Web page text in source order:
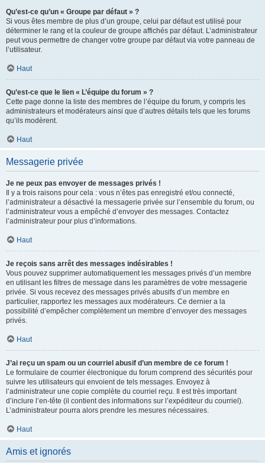
Qu’est-ce qu’un « Groupe par défaut » ?
Si vous êtes membre de plus d’un groupe, celui par défaut est utilisé pour
déterminer le rang et la couleur de groupe affichés par défaut. L’administrateur
peut vous permettre de changer votre groupe par défaut via votre panneau de
l’utilisateur.
Haut
Qu’est-ce que le lien « L’équipe du forum » ?
Cette page donne la liste des membres de l’équipe du forum, y compris les
administrateurs et modérateurs ainsi que d’autres détails tels que les forums
qu’ils modèrent.
Haut
Messagerie privée
Je ne peux pas envoyer de messages privés !
Il y a trois raisons pour cela : vous n’êtes pas enregistré et/ou connecté,
l’administrateur a désactivé la messagerie privée sur l’ensemble du forum, ou
l’administrateur vous a empêché d’envoyer des messages. Contactez
l’administrateur pour plus d’informations.
Haut
Je reçois sans arrêt des messages indésirables !
Vous pouvez supprimer automatiquement les messages privés d’un membre
en utilisant les filtres de message dans les paramètres de votre messagerie
privée. Si vous recevez des messages privés abusifs d’un membre en
particulier, rapportez les messages aux modérateurs. Ce dernier a la
possibilité d’empêcher complètement un membre d’envoyer des messages
privés.
Haut
J’ai reçu un spam ou un courriel abusif d’un membre de ce forum !
Le formulaire de courrier électronique du forum comprend des sécurités pour
suivre les utilisateurs qui envoient de tels messages. Envoyez à
l’administrateur une copie complète du courriel reçu. Il est très important
d’inclure l’en-tête (il contient des informations sur l’expéditeur du courriel).
L’administrateur pourra alors prendre les mesures nécessaires.
Haut
Amis et ignorés